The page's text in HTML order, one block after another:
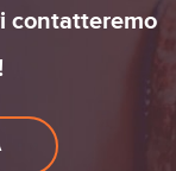
contatteremo